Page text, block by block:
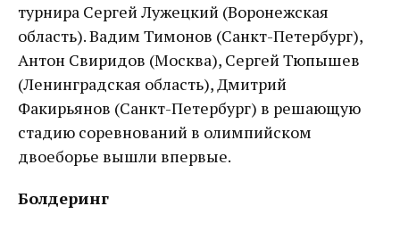
турнира Сергей Лужецкий (Воронежская
область). Вадим Тимонов (Санкт-Петербург),
Антон Свиридов (Москва), Сергей Тюпышев
(Ленинградская область), Дмитрий
Факирьянов (Санкт-Петербург) в решающую
стадию соревнований в олимпийском
двоеборье вышли впервые.
Болдеринг